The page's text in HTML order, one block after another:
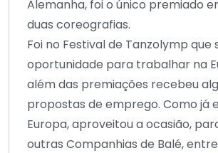
Alemanha, foi o único premiado
duas coreografias.
Foi no Festival de Tanzolymp que
oportunidade para trabalhar na
além das premiações recebeu
propostas de emprego. Como já
Europa, aproveitou a ocasião,
outras Companhias de Balé,